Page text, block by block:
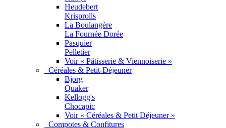
Heudebert
Krisprolls
La Boulangère
La Fournée Dorée
Pasquier
Pelletier
Voir « Pâtisserie & Viennoiserie »
Céréales & Petit-Déjeuner
Bjorg
Quaker
Kellogg's
Chocapic
Voir « Céréales & Petit Déjeuner »
Compotes & Confitures